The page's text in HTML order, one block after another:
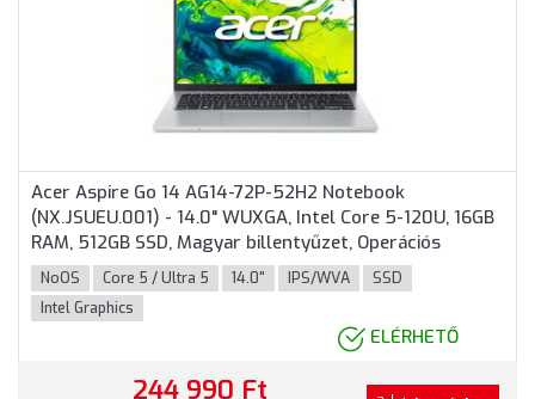
Acer Aspire Go 14 AG14-72P-52H2 Notebook
(NX.JSUEU.001) - 14.0" WUXGA, Intel Core 5-120U, 16GB
RAM, 512GB SSD, Magyar billentyűzet, Operációs
rendszer nélkül, 3 év garancia, Ezüst színben
NoOS Core 5 / Ultra 5 14.0" IPS/WVA
SSD
Intel Graphics
ELÉRHETŐ
244 990 Ft